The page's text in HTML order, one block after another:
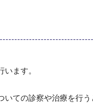
ます。
の診察や治療を行うと